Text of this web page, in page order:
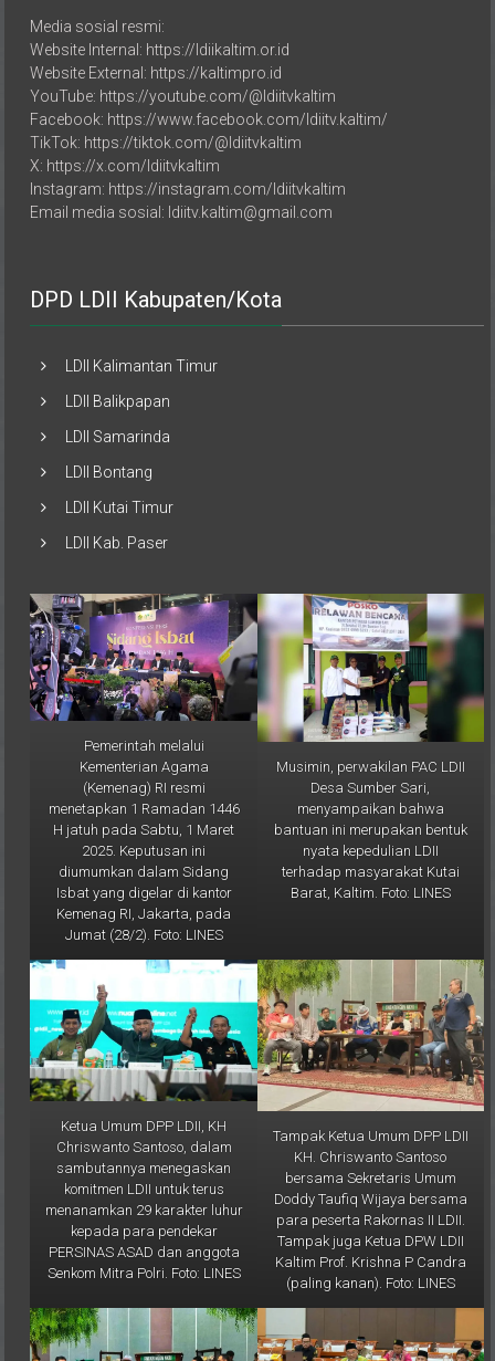
Media sosial resmi:
Website Internal: https://ldiikaltim.or.id
Website External: https://kaltimpro.id
YouTube: https://youtube.com/@ldiitvkaltim
Facebook: https://www.facebook.com/ldiitv.kaltim/
TikTok: https://tiktok.com/@ldiitvkaltim
X: https://x.com/ldiitvkaltim
Instagram: https://instagram.com/ldiitvkaltim
Email media sosial: ldiitv.kaltim@gmail.com
DPD LDII Kabupaten/Kota
LDII Kalimantan Timur
LDII Balikpapan
LDII Samarinda
LDII Bontang
LDII Kutai Timur
LDII Kab. Paser
Pemerintah melalui
Kementerian Agama
(Kemenag) RI resmi
menetapkan 1 Ramadan 1446
H jatuh pada Sabtu, 1 Maret
2025. Keputusan ini
diumumkan dalam Sidang
Isbat yang digelar di kantor
Kemenag RI, Jakarta, pada
Jumat (28/2). Foto: LINES
Musimin, perwakilan PAC LDII
Desa Sumber Sari,
menyampaikan bahwa
bantuan ini merupakan bentuk
nyata kepedulian LDII
terhadap masyarakat Kutai
Barat, Kaltim. Foto: LINES
Ketua Umum DPP LDII, KH
Chriswanto Santoso, dalam
sambutannya menegaskan
komitmen LDII untuk terus
menanamkan 29 karakter luhur
kepada para pendekar
PERSINAS ASAD dan anggota
Senkom Mitra Polri. Foto: LINES
Tampak Ketua Umum DPP LDII
KH. Chriswanto Santoso
bersama Sekretaris Umum
Doddy Taufiq Wijaya bersama
para peserta Rakornas II LDII.
Tampak juga Ketua DPW LDII
Kaltim Prof. Krishna P Candra
(paling kanan). Foto: LINES